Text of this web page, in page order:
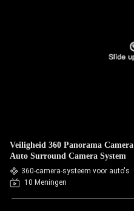
Veiligheid 360 Panorama
Auto Surround Camera System
360-camera-systeem voor auto's
10 Meningen